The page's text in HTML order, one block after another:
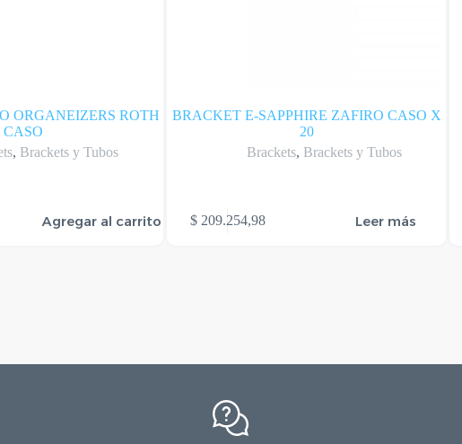
ORGANEIZERS ROTH
CASO
, Brackets y Tubos
Agregar al carrito
BRACKET E-SAPPHIRE ZAFIRO CASO X
20
Brackets, Brackets y Tubos
$209.254,98 Leer más